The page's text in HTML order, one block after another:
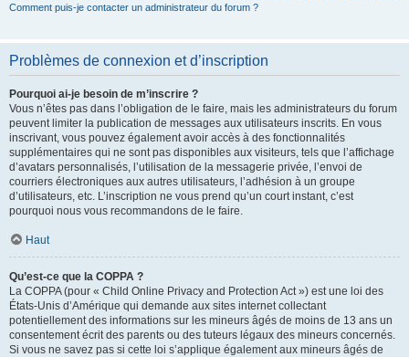
Comment puis-je contacter un administrateur du forum ?
Problèmes de connexion et d’inscription
Pourquoi ai-je besoin de m’inscrire ?
Vous n’êtes pas dans l’obligation de le faire, mais les administrateurs du forum
peuvent limiter la publication de messages aux utilisateurs inscrits. En vous
inscrivant, vous pouvez également avoir accès à des fonctionnalités
supplémentaires qui ne sont pas disponibles aux visiteurs, tels que l’affichage
d’avatars personnalisés, l’utilisation de la messagerie privée, l’envoi de
courriers électroniques aux autres utilisateurs, l’adhésion à un groupe
d’utilisateurs, etc. L’inscription ne vous prend qu’un court instant, c’est
pourquoi nous vous recommandons de le faire.
Haut
Qu’est-ce que la COPPA ?
La COPPA (pour « Child Online Privacy and Protection Act ») est une loi des
États-Unis d’Amérique qui demande aux sites internet collectant
potentiellement des informations sur les mineurs âgés de moins de 13 ans un
consentement écrit des parents ou des tuteurs légaux des mineurs concernés.
Si vous ne savez pas si cette loi s’applique également aux mineurs âgés de